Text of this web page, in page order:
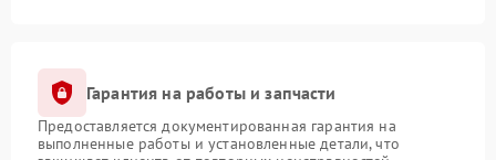
Гарантия на работы и запчасти
Предоставляется документированная гарантия на
выполненные работы и установленные детали, что